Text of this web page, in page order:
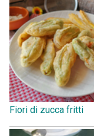
Fiori di zucca fritti